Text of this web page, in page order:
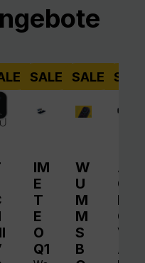
SALE
IM
E
T
E
O
Q1
SALE
W
U
M
M
S
B
A
QI
N
O
V
A